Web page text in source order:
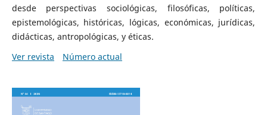
desde perspectivas sociológicas, filosóficas, políticas,
epistemológicas, históricas, lógicas, económicas, jurídicas,
didácticas, antropológicas, y éticas.
Ver revista
Número actual